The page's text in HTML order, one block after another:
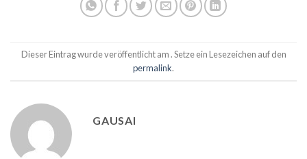
Dieser Eintrag wurde veröffentlicht am . Setze ein Lesezeichen auf den
permalink.
GAUSAI